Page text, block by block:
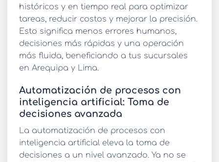
históricos y en tiempo real para optimizar
tareas, reducir costos y mejorar la precisión.
Esto significa menos errores humanos,
decisiones más rápidas y una operación
más fluida, beneficiando a tus sucursales
en Arequipa y Lima.
Automatización de procesos con
inteligencia artificial: Toma de
decisiones avanzada
La automatización de procesos con
inteligencia artificial eleva la toma de
decisiones a un nivel avanzado. Ya no se